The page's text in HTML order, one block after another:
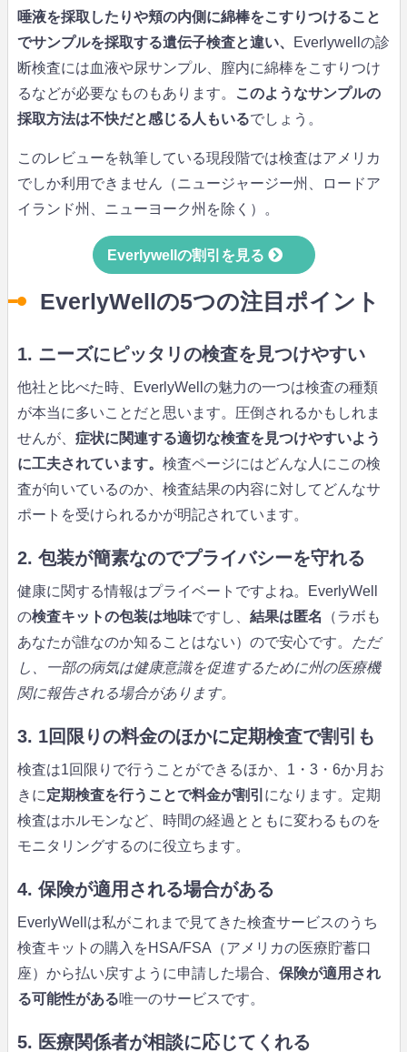
唾液を採取したりや頬の内側に綿棒をこすりつけること
でサンプルを採取する遺伝子検査と違い、
Everlywellの診
断検査には血液や尿サンプル、膣内に綿棒をこすりつけ
るなどが必要なものもあります。
このようなサンプルの
採取方法は不快だと感じる人もいるでしょう。
このレビューを執筆している現段階では検査はアメリカ
でしか利用できません（ニュージャージー州、ロードア
イランド州、ニューヨーク州を除く）。
Everlywellの割引を見る
EverlyWellの5つの注目ポイント
1. ニーズにピッタリの検査を見つけやすい
他社と比べた時、EverlyWellの魅力の一つは検査の種類
が本当に多いことだと思います。圧倒されるかもしれま
せんが、 症状に関連する適切な検査を見つけやすいよう
に工夫されています。 検査ページにはどんな人にこの検
査が向いているのか、検査結果の内容に対してどんなサ
ポートを受けられるかが明記されています。
2. 包装が簡素なのでプライバシーを守れる
健康に関する情報はプライベートですよね。EverlyWell
の検査キットの包装は地味ですし、 結果は匿名 （ラボも
あなたが誰なのか知ることはない）ので安心です。
ただ
し、一部の病気は健康意識を促進するために州の医療機
関に報告される場合があります。
3. 1回限りの料金のほかに定期検査で割引も
検査は1回限りで行うことができるほか、1・3・6か月お
きに定期検査を行うことで料金が割引 になります。定期
検査はホルモンなど、時間の経過とともに変わるものを
モニタリングするのに役立ちます。
4. 保険が適用される場合がある
EverlyWellは私がこれまで見てきた検査サービスのうち
検査キットの購入をHSA/FSA（アメリカの医療貯蓄口
座）から払い戻すように申請した場合、 保険が適用され
る可能性がある唯一のサービスです。
5. 医療関係者が相談に応じてくれる